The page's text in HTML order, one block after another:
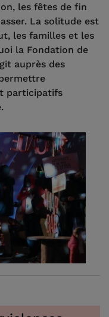
les fêtes de fin
La solitude est
les familles et les
la Fondation de
auprès des
participatifs